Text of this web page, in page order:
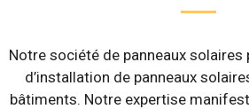
Notre société de panneaux
d’installation de panneaux
bâtiments. Notre expertise